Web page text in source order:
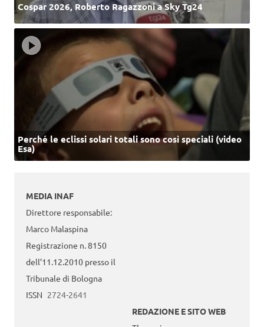
Cospar 2026, Roberto Ragazzoni a Sky Tg24
Perché le eclissi solari totali sono così speciali (video
Esa)
MEDIA INAF
Direttore responsabile:
Marco Malaspina
Registrazione n. 8150
dell’11.12.2010 presso il
Tribunale di Bologna
ISSN 2724-2641
REDAZIONE E SITO WEB